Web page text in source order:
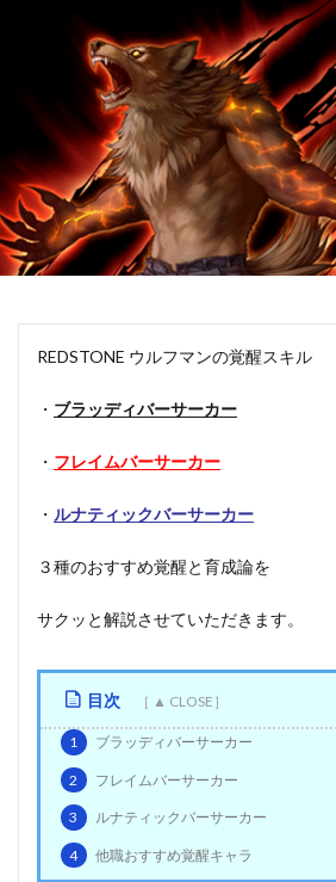
REDSTONE ウルフマンの覚醒スキル
・ ブラッディバーサーカー
・ フレイムバーサーカー
・ ルナティックバーサーカー
３種のおすすめ覚醒と育成論を
サクッと解説させていただきます。
目次
1 ブラッディバーサーカー
2 フレイムバーサーカー
3 ルナティックバーサーカー
4 他職おすすめ覚醒キャラ